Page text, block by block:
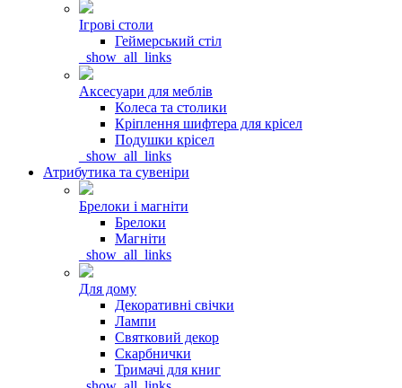
Ігрові столи
Геймерський стіл
_show_all_links
Аксесуари для меблів
Колеса та столики
Кріплення шифтера для крісел
Подушки крісел
_show_all_links
Атрибутика та сувеніри
Брелоки і магніти
Брелоки
Магніти
_show_all_links
Для дому
Декоративні свічки
Лампи
Святковий декор
Скарбнички
Тримачі для книг